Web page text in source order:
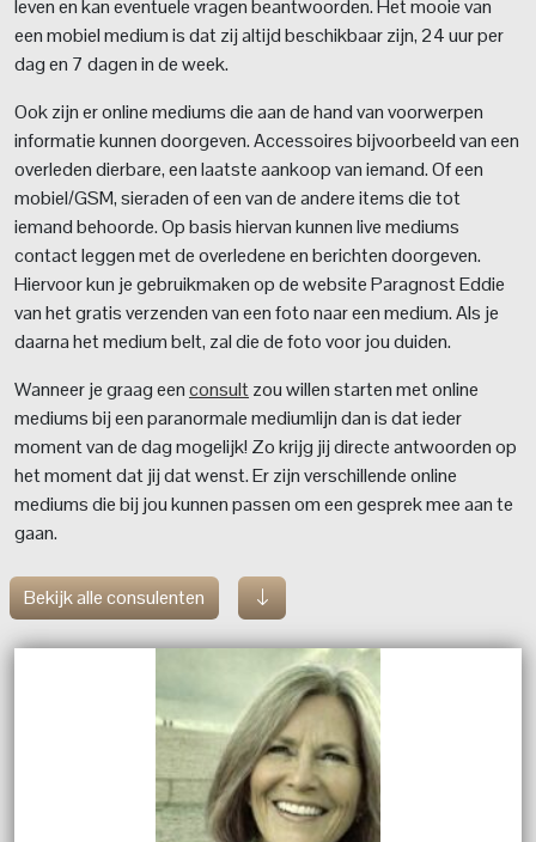
leven en kan eventuele vragen beantwoorden. Het mooie van
een mobiel medium is dat zij altijd beschikbaar zijn, 24 uur per
dag en 7 dagen in de week.
Ook zijn er online mediums die aan de hand van voorwerpen
informatie kunnen doorgeven. Accessoires bijvoorbeeld van een
overleden dierbare, een laatste aankoop van iemand. Of een
mobiel/GSM, sieraden of een van de andere items die tot
iemand behoorde. Op basis hiervan kunnen live mediums
contact leggen met de overledene en berichten doorgeven.
Hiervoor kun je gebruikmaken op de website Paragnost Eddie
van het gratis verzenden van een foto naar een medium. Als je
daarna het medium belt, zal die de foto voor jou duiden.
Wanneer je graag eenconsultzou willen starten met online
mediums bij een paranormale mediumlijn dan is dat ieder
moment van de dag mogelijk! Zo krijg jij directe antwoorden op
het moment dat jij dat wenst. Er zijn verschillende online
mediums die bij jou kunnen passen om een gesprek mee aan te
gaan.
Bekijk alle consulenten